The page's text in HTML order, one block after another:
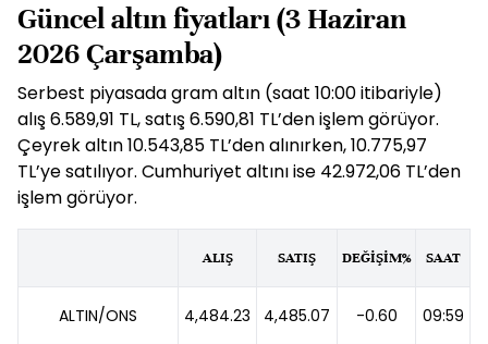
Güncel altın fiyatları (3 Haziran
2026 Çarşamba)
Serbest piyasada gram altın (saat 10:00 itibariyle)
alış 6.589,91 TL, satış 6.590,81 TL’den işlem görüyor.
Çeyrek altın 10.543,85 TL’den alınırken, 10.775,97
TL’ye satılıyor. Cumhuriyet altını ise 42.972,06 TL’den
işlem görüyor.
ALIŞ SATIŞ DEĞİŞİM% SAAT
ALTIN/ONS 4,484.23 4,485.07 -0.60 09:59